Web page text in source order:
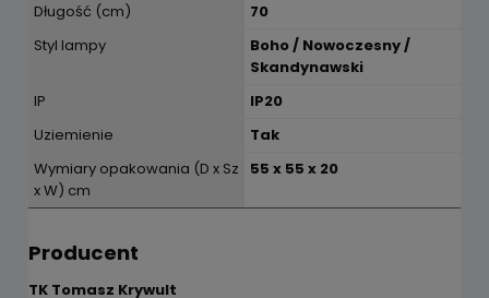
Długość (cm)
70
Styl lampy
Boho / Nowoczesny /
Skandynawski
IP
IP20
Uziemienie
Tak
Wymiary opakowania (D x Sz
x W) cm
55 x 55 x 20
Producent
TK Tomasz Krywult